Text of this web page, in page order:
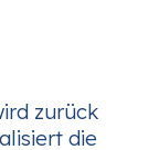
zurück
die